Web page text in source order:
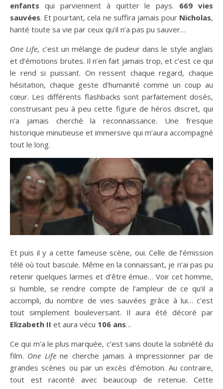
enfants qui parviennent à quitter le pays. 669 vies
sauvées. Et pourtant, cela ne suffira jamais pour Nicholas,
hanté toute sa vie par ceux qu’il n’a pas pu sauver…
One Life, c’est un mélange de pudeur dans le style anglais
et d’émotions brutes. Il n’en fait jamais trop, et c’est ce qui
le rend si puissant. On ressent chaque regard, chaque
hésitation, chaque geste d’humanité comme un coup au
cœur. Les différents flashbacks sont parfaitement dosés,
construisant peu à peu cette figure de héros discret, qui
n’a jamais cherché la reconnaissance. Une fresque
historique minutieuse et immersive qui m’aura accompagné
tout le long.
Et puis il y a cette fameuse scène, oui. Celle de l’émission
télé où tout bascule. Même en la connaissant, je n’ai pas pu
retenir quelques larmes et d’être émue… Voir cet homme,
si humble, se rendre compte de l’ampleur de ce qu’il a
accompli, du nombre de vies sauvées grâce à lui… c’est
tout simplement bouleversant. Il aura été décoré par
Elizabeth II et aura vécu 106 ans…
Ce qui m’a le plus marquée, c’est sans doute la sobriété du
film. One Lifene cherche jamais à impressionner par de
grandes scènes ou par un excès d’émotion. Au contraire,
tout est raconté avec beaucoup de retenue. Cette